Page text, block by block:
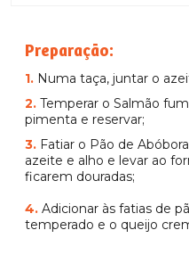
Preparação:
1. Numa taça, juntar o
2. Temperar o Salmão
pimenta e reservar;
3. Fatiar o Pão de
azeite e alho e levar ao
ficarem douradas;
4. Adicionar às fatias de
temperado e o queijo